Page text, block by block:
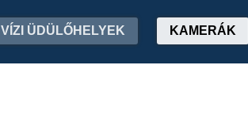
VÍZI ÜDÜLŐHELYEK KAMERÁK